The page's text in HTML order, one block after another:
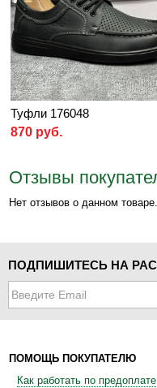
Туфли 176048
870 руб.
Отзывы
Нет отзывов о данном товаре.
ПОДПИШИТЕСЬ НА
ПОМОЩЬ ПОКУПАТЕЛЮ
Как работать по предоплате